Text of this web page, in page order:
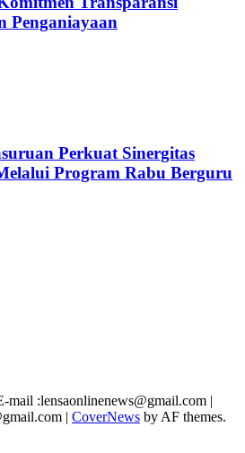
Penganiayaan
Perkuat Sinergitas
Program Rabu Berguru
:lensaonlinenews@gmail.com |
| CoverNews by AF themes.